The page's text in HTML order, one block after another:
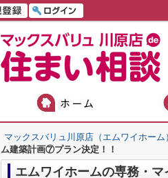
マックスバリュ川原店（エムワイホーム
ム建築計画⑦プラン決定！！
エムワイホームの専務・